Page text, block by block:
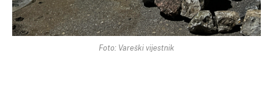
Foto: Vareški vijestnik